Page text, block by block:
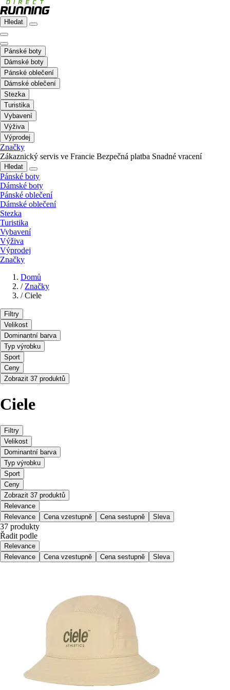
Hledat
Pánské boty
Dámské boty
Pánské oblečení
Dámské oblečení
Stezka
Turistika
Vybavení
Výživa
Výprodej
Značky
Zákaznický servis ve Francie Bezpečná platba Snadné vracení
Hledat
Pánské boty
Dámské boty
Pánské oblečení
Dámské oblečení
Stezka
Turistika
Vybavení
Výživa
Výprodej
Značky
Domů
/ Značky
/ Ciele
Filtry
Velikost
Dominantní barva
Typ výrobku
Sport
Ceny
Zobrazit 37 produktů
Ciele
Filtry
Velikost
Dominantní barva
Typ výrobku
Sport
Ceny
Zobrazit 37 produktů
Relevance
Relevance
Cena vzestupně Cena sestupně Sleva
37 produkty
Řadit podle
Relevance
Relevance
Cena vzestupně Cena sestupně Sleva